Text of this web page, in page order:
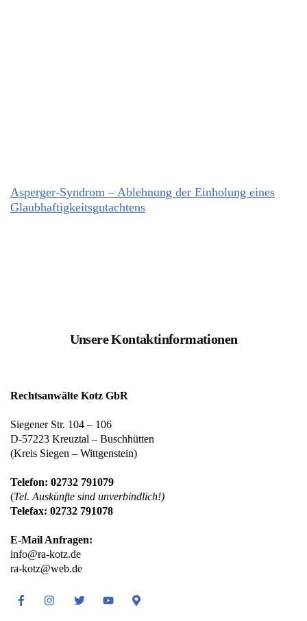
Asperger-Syndrom – Ablehnung der Einholung eines
Glaubhaftigkeitsgutachtens
Unsere Kontaktinformationen
Rechtsanwälte Kotz GbR
Siegener Str. 104 – 106
D-57223 Kreuztal – Buschhütten
(Kreis Siegen – Wittgenstein)
Telefon: 02732 791079
(Tel. Auskünfte sind unverbindlich!)
Telefax: 02732 791078
E-Mail Anfragen:
info@ra-kotz.de
ra-kotz@web.de
FacebookInstagramTwitter Youtube Google